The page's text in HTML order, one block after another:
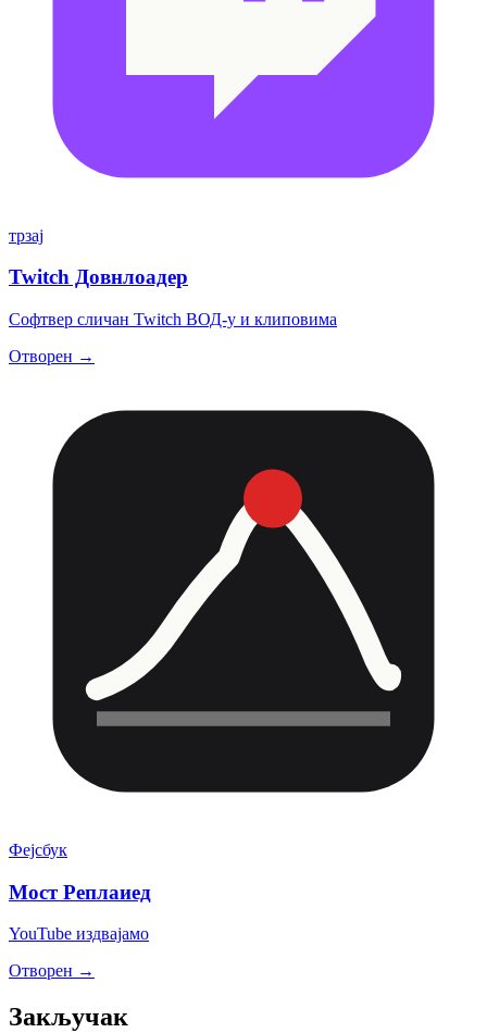
трзај
Twitch Довнлоадер
Софтвер сличан Twitch ВОД-у и клиповима
Отворен →
Фејсбук
Мост Реплаиед
YouTube издвајамо
Отворен →
Закључак